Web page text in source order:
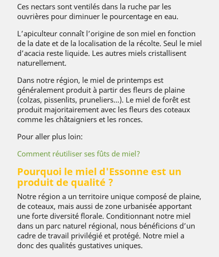
Ces nectars sont ventilés dans la ruche par les
ouvrières pour diminuer le pourcentage en eau.
L’apiculteur connaît l’origine de son miel en fonction
de la date et de la localisation de la récolte. Seul le miel
d’acacia reste liquide. Les autres miels cristallisent
naturellement.
Dans notre région, le miel de printemps est
généralement produit à partir des fleurs de plaine
(colzas, pissenlits, pruneliers...). Le miel de forêt est
produit majoritairement avec les fleurs des coteaux
comme les châtaigniers et les ronces.
Pour aller plus loin:
Comment réutiliser ses fûts de miel?
Pourquoi le miel d'Essonne est un
produit de qualité ?
Notre région a un territoire unique composé de plaine,
de coteaux, mais aussi de zone urbanisée apportant
une forte diversité florale. Conditionnant notre miel
dans un parc naturel régional, nous bénéficions d’un
cadre de travail privilégié et protégé. Notre miel a
donc des qualités gustatives uniques.